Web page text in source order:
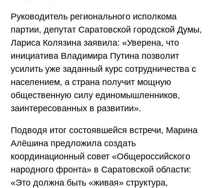
Руководитель регионального исполкома
партии, депутат Саратовской городской Думы,
Лариса Колязина заявила: «Уверена, что
инициатива Владимира Путина позволит
усилить уже заданный курс сотрудничества с
населением, а страна получит мощную
общественную силу единомышленников,
заинтересованных в развитии».
Подводя итог состоявшейся встречи, Марина
Алёшина предложила создать
координационный совет «Общероссийского
народного фронта» в Саратовской области:
«Это должна быть «живая» структура,